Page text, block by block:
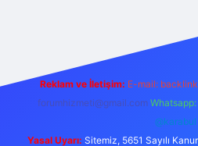
Reklam ve İletişim: E-mail:
forumhizmeti@gmail.com
@karabul
Yasal Uyarı: Sitemiz, 5651 Sayılı